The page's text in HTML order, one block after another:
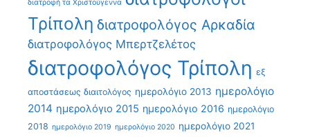
διατροφή τα Χριστούγεννα
Τρίπολη διατροφολόγος Αρκαδία
διατροφολόγος Μπερτζελέτος
διατροφολόγος Τρίπολη εξ
αποστάσεως διαιτολόγος ημερολόγιο 2013 ημερολόγιο
2014 ημερολόγιο 2015 ημερολόγιο 2016 ημερολόγιο
2018 ημερολόγιο 2019 ημερολόγιο 2020 ημερολόγιο 2021